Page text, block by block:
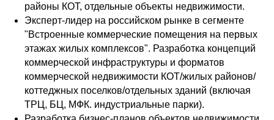
районы КОТ, отдельные объекты недвижимости.
Эксперт-лидер на российском рынке в сегменте
"Встроенные коммерческие помещения на первых
этажах жилых комплексов". Разработка концепций
коммерческой инфраструктуры и форматов
коммерческой недвижимости КОТ/жилых районов/
коттеджных поселков/отдельных зданий (включая
ТРЦ, БЦ, МФК. индустриальные парки).